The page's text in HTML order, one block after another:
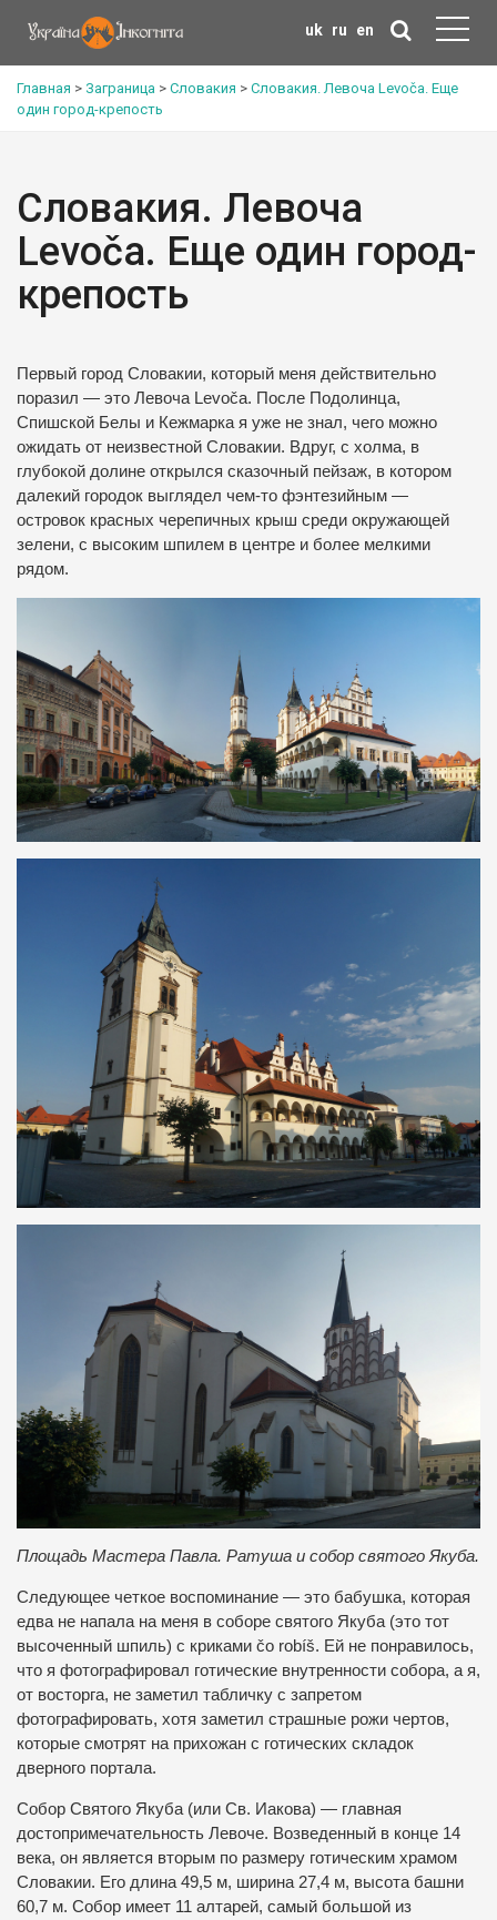
uk ru en
Главная > Заграница > Словакия > Словакия. Левоча Levoča. Еще
один город-крепость
Словакия. Левоча
Levoča. Еще один город-
крепость
Первый город Словакии, который меня действительно
поразил — это Левоча Levoča. После Подолинца,
Спишской Белы и Кежмарка я уже не знал, чего можно
ожидать от неизвестной Словакии. Вдруг, с холма, в
глубокой долине открылся сказочный пейзаж, в котором
далекий городок выглядел чем-то фэнтезийным —
островок красных черепичных крыш среди окружающей
зелени, с высоким шпилем в центре и более мелкими
рядом.
Площадь Мастера Павла. Ратуша и собор святого Якуба.
Следующее четкое воспоминание — это бабушка, которая
едва не напала на меня в соборе святого Якуба (это тот
высоченный шпиль) с криками čo robíš. Ей не понравилось,
что я фотографировал готические внутренности собора, а я,
от восторга, не заметил табличку с запретом
фотографировать, хотя заметил страшные рожи чертов,
которые смотрят на прихожан с готических складок
дверного портала.
Собор Святого Якуба (или Св. Иакова) — главная
достопримечательность Левоче. Возведенный в конце 14
века, он является вторым по размеру готическим храмом
Словакии. Его длина 49,5 м, ширина 27,4 м, высота башни
60,7 м. Собор имеет 11 алтарей, самый большой из